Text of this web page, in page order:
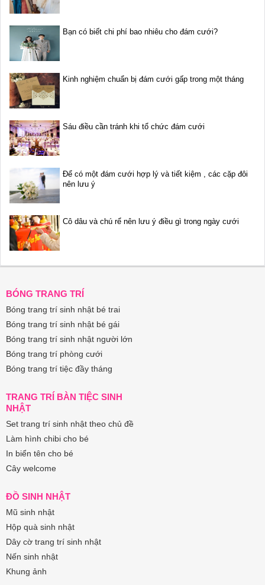
Bạn có biết chi phí bao nhiêu cho đám cưới?
Kinh nghiệm chuẩn bị đám cưới gấp trong một tháng
Sáu điều cần tránh khi tổ chức đám cưới
Để có một đám cưới hợp lý và tiết kiệm , các cặp đôi
nên lưu ý
Cô dâu và chú rể nên lưu ý điều gì trong ngày cưới
BÓNG TRANG TRÍ
Bóng trang trí sinh nhật bé trai
Bóng trang trí sinh nhật bé gái
Bóng trang trí sinh nhật người lớn
Bóng trang trí phòng cưới
Bóng trang trí tiệc đầy tháng
TRANG TRÍ BÀN TIỆC SINH
NHẬT
Set trang trí sinh nhật theo chủ đề
Làm hình chibi cho bé
In biển tên cho bé
Cây welcome
ĐỒ SINH NHẬT
Mũ sinh nhật
Hộp quà sinh nhật
Dây cờ trang trí sinh nhật
Nến sinh nhật
Khung ảnh